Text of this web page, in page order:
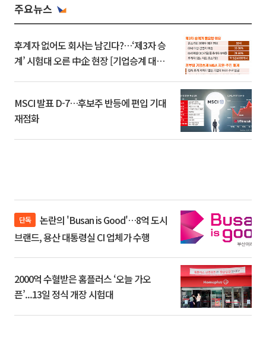
주요뉴스
후계자 없어도 회사는 남긴다?…‘제3자 승
계’ 시험대 오른 中企 현장 [기업승계 대전
MSCI 발표 D-7…후보주 반등에 편입 기대
재점화
단독
브랜드, 용산 대통령실 CI 업체가 수행
2000억 수혈받은 홈플러스 ‘오늘 가오
픈’...13일 정식 개장 시험대